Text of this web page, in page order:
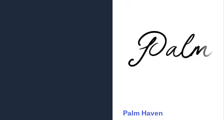
Palm Haven